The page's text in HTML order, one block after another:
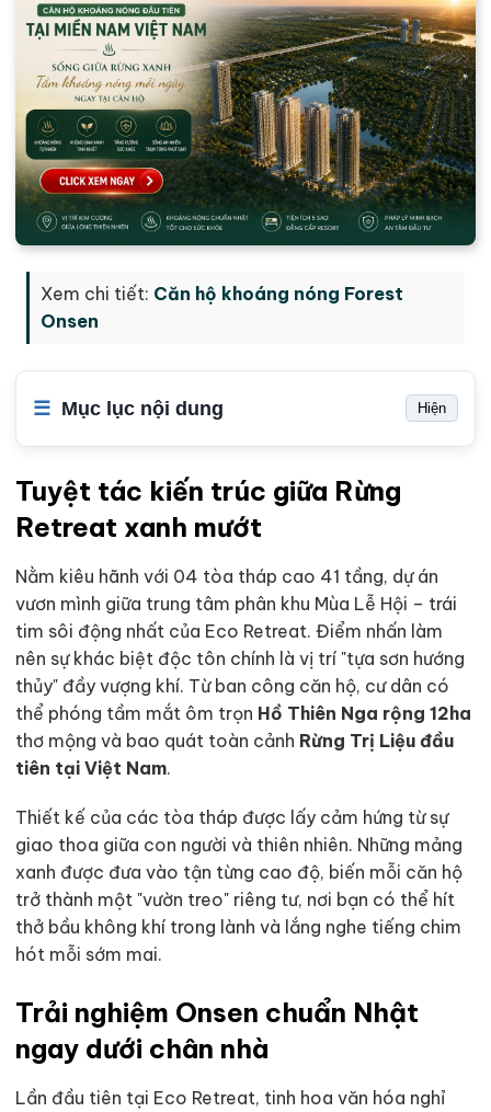
Xem chi tiết: Căn hộ khoáng nóng Forest
Onsen
Mục lục nội dung Hiện
Tuyệt tác kiến trúc giữa Rừng
Retreat xanh mướt
Nằm kiêu hãnh với 04 tòa tháp cao 41 tầng, dự án
vươn mình giữa trung tâm phân khu Mùa Lễ Hội – trái
tim sôi động nhất của Eco Retreat. Điểm nhấn làm
nên sự khác biệt độc tôn chính là vị trí "tựa sơn hướng
thủy" đầy vượng khí. Từ ban công căn hộ, cư dân có
thể phóng tầm mắt ôm trọn Hồ Thiên Nga rộng 12ha
thơ mộng và bao quát toàn cảnh Rừng Trị Liệu đầu
tiên tại Việt Nam.
Thiết kế của các tòa tháp được lấy cảm hứng từ sự
giao thoa giữa con người và thiên nhiên. Những mảng
xanh được đưa vào tận từng cao độ, biến mỗi căn hộ
trở thành một "vườn treo" riêng tư, nơi bạn có thể hít
thở bầu không khí trong lành và lắng nghe tiếng chim
hót mỗi sớm mai.
Trải nghiệm Onsen chuẩn Nhật
ngay dưới chân nhà
Lần đầu tiên tại Eco Retreat, tinh hoa văn hóa nghỉ